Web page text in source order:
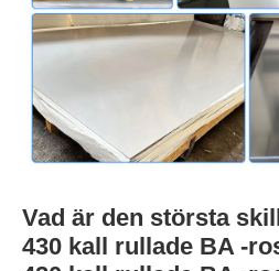
Vad är den största
430 kall rullade BA -